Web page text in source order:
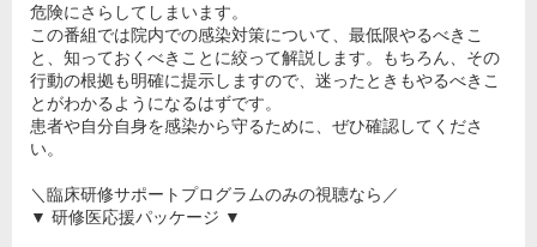
危険にさらしてしまいます。
この番組では院内での感染対策について、最低限やるべきこ
と、知っておくべきことに絞って解説します。もちろん、その
行動の根拠も明確に提示しますので、迷ったときもやるべきこ
とがわかるようになるはずです。
患者や自分自身を感染から守るために、ぜひ確認してくださ
い。
＼臨床研修サポートプログラムのみの視聴なら／
▼ 研修医応援パッケージ ▼